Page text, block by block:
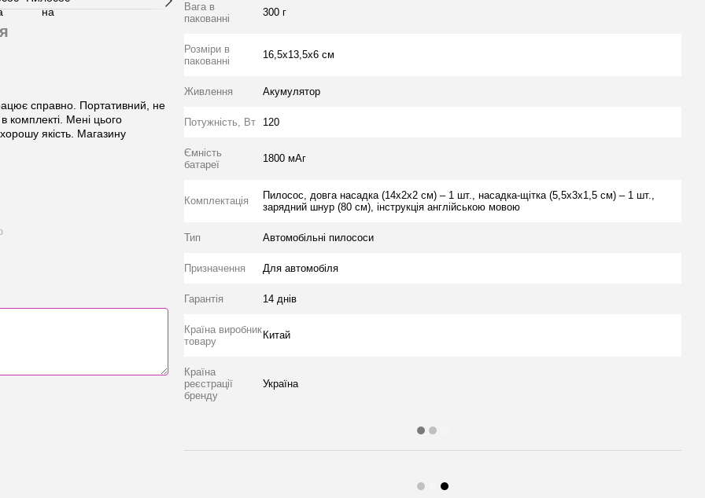
справно. Портативний, не
комплекті. Мені цього
якість. Магазину
Вага в
пакованні
300 г
Розміри в
пакованні
16,5х13,5х6 см
Живлення Акумулятор
Потужність, Вт 120
Ємність
батареї
1800 мАг
Комплектація
Пилосос, довга насадка (14х2х2 см) – 1 шт., насадка-щітка (5,5х3х1,5 см) – 1 шт.,
зарядний шнур (80 см), інструкція англійською мовою
Тип Автомобільні пилососи
Призначення Для автомобіля
Гарантія 14 днів
Країна виробник
товару
Китай
Країна
реєстрації
бренду
Україна